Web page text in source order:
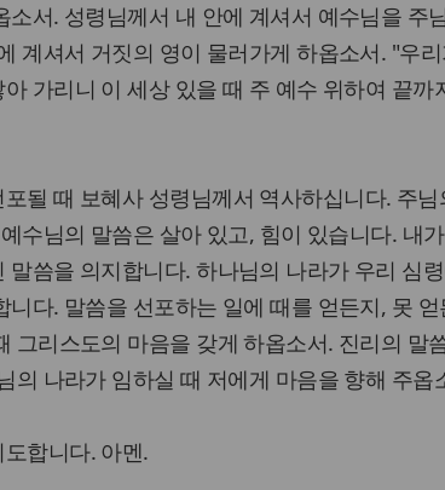
서. 성령님께서 내 안에 계셔서 예수님을 주
계셔서 거짓의 영이 물러가게 하옵소서. "우
가리니 이 세상 있을 때 주 예수 위하여 끝까
될 때 보혜사 성령님께서 역사하십니다. 주님
수님의 말씀은 살아 있고, 힘이 있습니다. 내
씀을 의지합니다. 하나님의 나라가 우리 심
다. 말씀을 선포하는 일에 때를 얻든지, 못 얻
그리스도의 마음을 갖게 하옵소서. 진리의 말
의 나라가 임하실 때 저에게 마음을 향해 주옵
합니다. 아멘.